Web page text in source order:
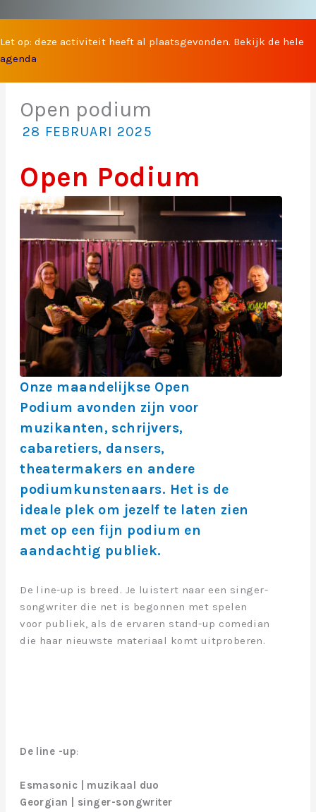
Let op: deze activiteit heeft al plaatsgevonden. Bekijk de hele
agenda
Open podium
28 FEBRUARI 2025
Open Podium
Onze maandelijkse Open
Podium avonden zijn voor
muzikanten, schrijvers,
cabaretiers, dansers,
theatermakers en andere
podiumkunstenaars. Het is de
ideale plek om jezelf te laten zien
met op een fijn podium en
aandachtig publiek.
De line-up is breed. Je luistert naar een singer-
songwriter die net is begonnen met spelen
voor publiek, als de ervaren stand-up comedian
die haar nieuwste materiaal komt uitproberen.
De line -up:
Esmasonic | muzikaal duo
Georgian | singer-songwriter